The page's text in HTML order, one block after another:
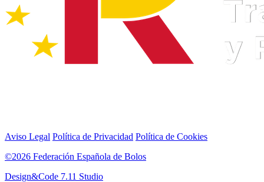
Aviso Legal Política de Privacidad Política de Cookies
©2026 Federación Española de Bolos
Design&Code 7.11 Studio